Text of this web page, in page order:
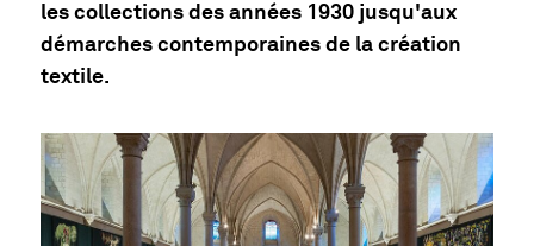
les collections des années 1930 jusqu'aux
démarches contemporaines de la création
textile.